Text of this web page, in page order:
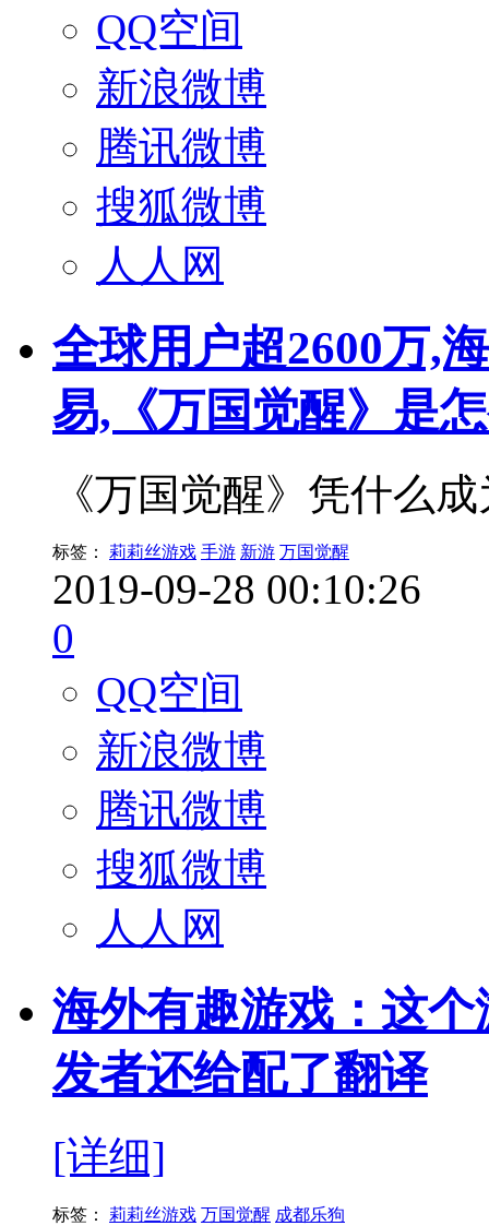
QQ空间
新浪微博
腾讯微博
搜狐微博
人人网
全球用户超2600万,
易,《万国觉醒》是
《万国觉醒》凭什么
标签： 莉莉丝游戏 手游 新游 万国觉醒
2019-09-28 00:10:26
0
QQ空间
新浪微博
腾讯微博
搜狐微博
人人网
海外有趣游戏：这
发者还给配了翻译
[详细]
标签： 莉莉丝游戏 万国觉醒 成都乐狗